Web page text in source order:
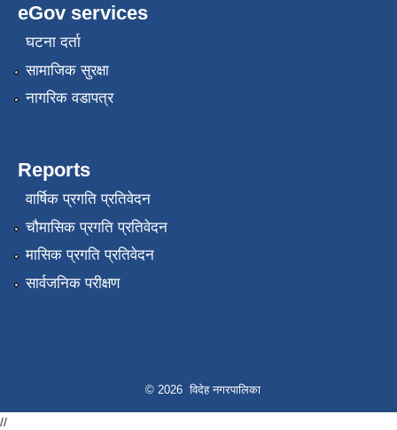
eGov services
घटना दर्ता
सामाजिक सुरक्षा
नागरिक वडापत्र
Reports
वार्षिक प्रगति प्रतिवेदन
चौमासिक प्रगति प्रतिवेदन
मासिक प्रगति प्रतिवेदन
सार्वजनिक परीक्षण
© 2026 विदेह नगरपालिका
//